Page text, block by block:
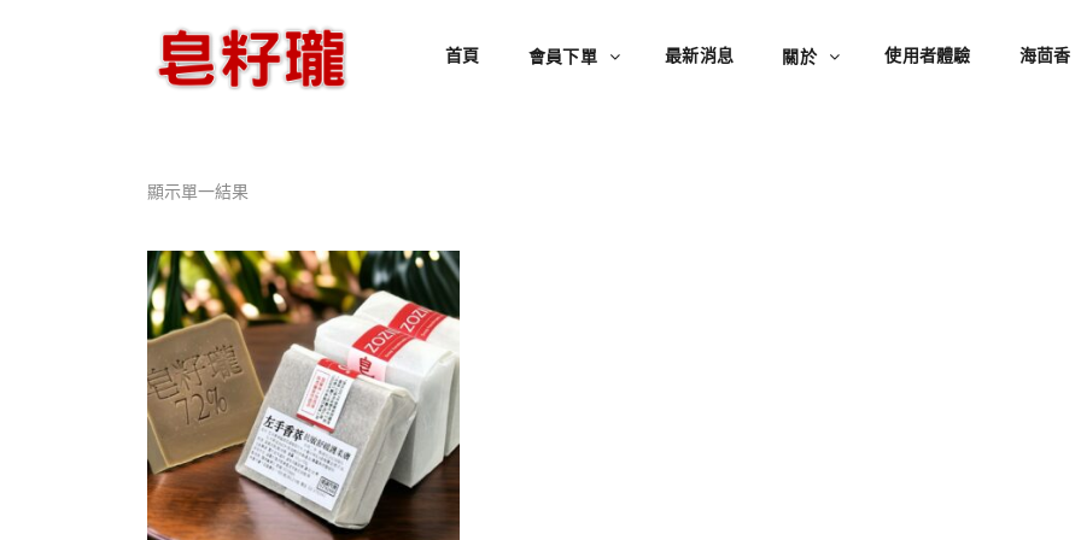
首頁 會員下單 最新消息 關於 使用者體驗 海茴香
顯示單一結果